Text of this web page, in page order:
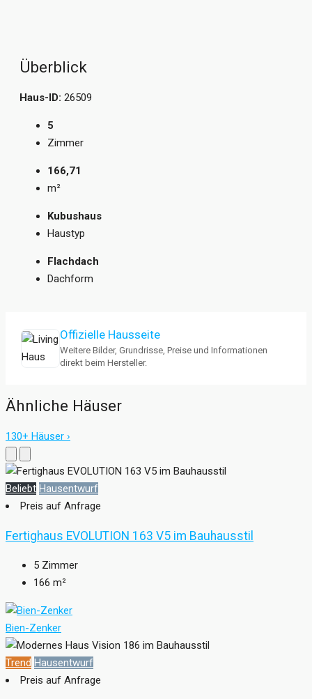
Überblick
Haus-ID: 26509
5
Zimmer
166,71
m²
Kubushaus
Haustyp
Flachdach
Dachform
Offizielle Hausseite
Weitere Bilder, Grundrisse, Preise und Informationen
direkt beim Hersteller.
Ähnliche Häuser
130+ Häuser ›
Beliebt Hausentwurf
Preis auf Anfrage
Fertighaus EVOLUTION 163 V5 im Bauhausstil
5 Zimmer
166 m²
Bien-Zenker
Trend Hausentwurf
Preis auf Anfrage